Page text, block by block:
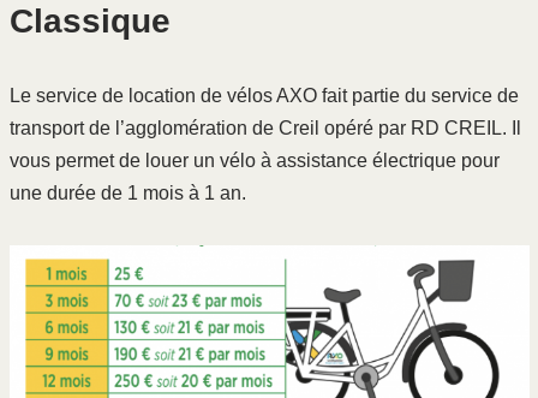
Classique
Le service de location de vélos AXO fait partie du service de
transport de l’agglomération de Creil opéré par RD CREIL. Il
vous permet de louer un vélo à assistance électrique pour
une durée de 1 mois à 1 an.